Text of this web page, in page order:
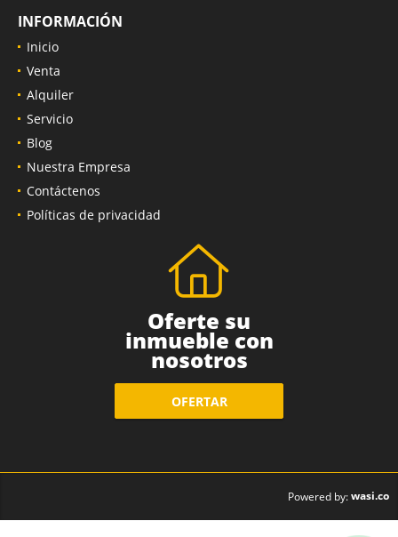
INFORMACIÓN
Inicio
Venta
Alquiler
Servicio
Blog
Nuestra Empresa
Contáctenos
Políticas de privacidad
Oferte su
inmueble con
nosotros
OFERTAR
Powered by:wasi.co